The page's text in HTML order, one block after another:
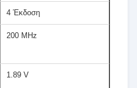
4 Έκδοση
200 MHz
1.89 V